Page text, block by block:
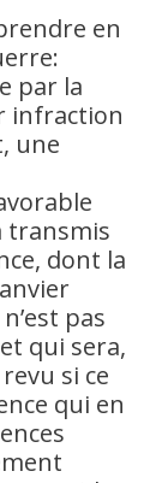
en
par la
infraction
une
transmis
dont la
pas
qui sera,
si ce
qui en